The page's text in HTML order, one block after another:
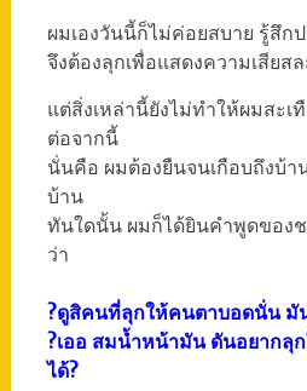
ผมเองวันนี้ก็ไม่ค่อยสบาย รู้สึก
จึงต้องลุกเพื่อแสดงความเสียส
แต่สิ่งเหล่านี้ยังไม่ทำให้ผมสะเ
ต่อจากนี้
นั่นคือ ผมต้องยืนจนเกือบถึงบ้า
บ้าน
ทันใดนั้น ผมก็ได้ยินคำพูดของ
ว่า
?ดูสิคนที่ลุกให้คนตาบอดนั่น มั
?เออ สมน้ำหน้ามัน ดันอยากลุก
ได้?